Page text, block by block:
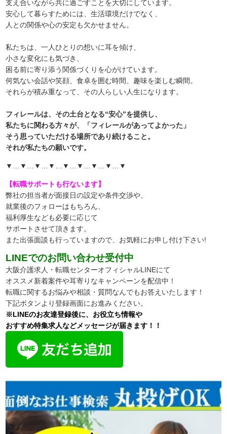
支え合いながら共に過ごすことを大切にしています。
安心して暮らすためには、生活環境だけでなく、
人との関係や心の安定も欠かせません。
私たちは、一人ひとりの想いに耳を傾け、
小さな変化にも気づき、
困る前に寄り添う関係づくりを心がけています。
何気ない会話や笑顔、食卓を囲む時間、趣味を楽しむ瞬間。
それらが積み重なって、その人らしい人生になります。
フィレールは、その土台となる“安心”を提供し、
私たちに関わる方々が、「フィレールがあってよかった」
そう思っていただける場所であり続けること。
それが私たちの願いです。
▼…▼…▼…▼…▼…▼…▼…▼…▼
【転職サポートも行ないます】
弊社の担当者が面接日の設定や条件交渉や、
就業後のフォローはもちろん、
福利厚生なども必要に応じて
サポートさせて頂きます。
また出張面談も行っていますので、 お気軽にお申し付け下さい!
LINEでのお問い合わせ受付中
大阪介護求人・転職センターオフィシャルLINEにて
オススメ新着案件や耳寄りなキャンペーンを配信中！
転職に関するお悩みや相談・質問なんでもお答えいたします！
下記ボタンより登録画面にお進みください。
※LINEのお友達登録後に、お役立ち情報や
おすすめ特集求人などメッセージが届きます！！